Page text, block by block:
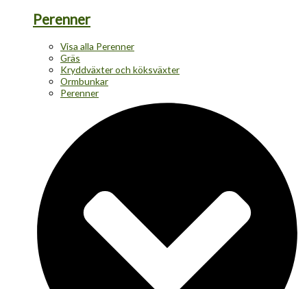
Perenner
Visa alla Perenner
Gräs
Kryddväxter och köksväxter
Ormbunkar
Perenner